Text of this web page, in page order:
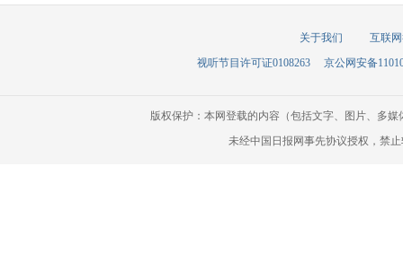
关于我们
互联
视听节目许可证0108263
京公网安备
版权保护：本网登载的内容（包括文字、图片、多
未经中国日报网事先协议授权，禁止